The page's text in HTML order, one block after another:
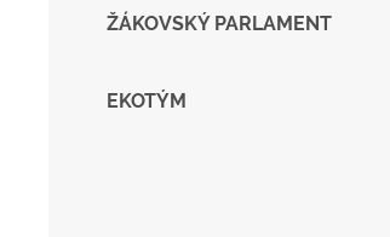
ŽÁKOVSKÝ PARLAMENT
EKOTÝM